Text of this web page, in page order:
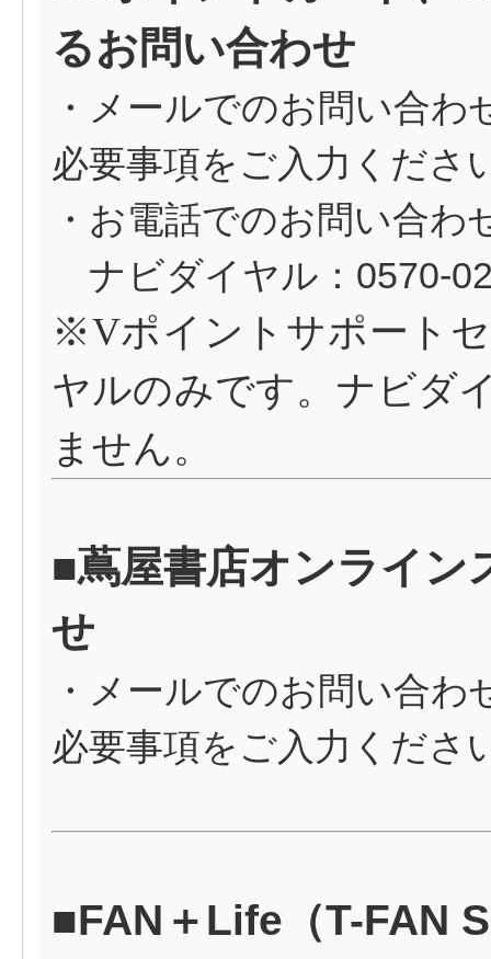
るお問い合わせ
・メールでのお問い合わ
必要事項をご入力くださ
・お電話でのお問い合わ
ナビダイヤル：0570-
※Vポイントサポート
ヤルのみです。ナビダ
ません。
■蔦屋書店オンライン
せ
・メールでのお問い合わ
必要事項をご入力くださ
■FAN＋Life（T-FAN